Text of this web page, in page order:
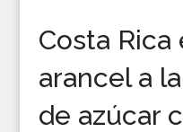
Costa Rica
arancel a
de azúcar